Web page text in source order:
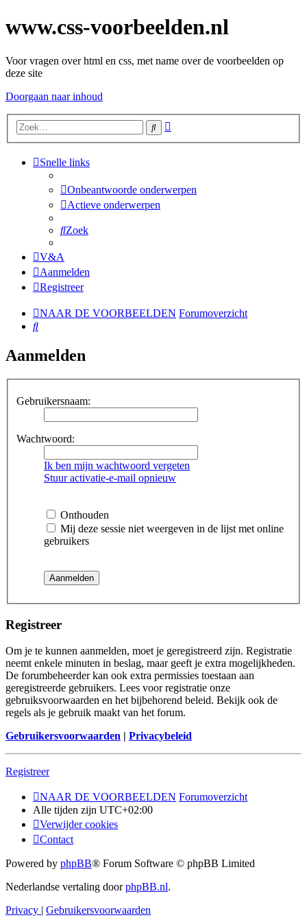
www.css-voorbeelden.nl
Voor vragen over html en css, met name over de voorbeelden op
deze site
Doorgaan naar inhoud
Zoek
Snelle links
Onbeantwoorde onderwerpen
Actieve onderwerpen
Zoek
V&A
Aanmelden
Registreer
NAAR DE VOORBEELDEN Forumoverzicht
Zoek
Aanmelden
Gebruikersnaam:
Wachtwoord:
Ik ben mijn wachtwoord vergeten
Stuur activatie-e-mail opnieuw
Onthouden
Mij deze sessie niet weergeven in de lijst met online
gebruikers
Registreer
Om je te kunnen aanmelden, moet je geregistreerd zijn. Registratie
neemt enkele minuten in beslag, maar geeft je extra mogelijkheden.
De forumbeheerder kan ook extra permissies toestaan aan
geregistreerde gebruikers. Lees voor registratie onze
gebruiksvoorwaarden en het bijbehorend beleid. Bekijk ook de
regels als je gebruik maakt van het forum.
Gebruikersvoorwaarden | Privacybeleid
Registreer
NAAR DE VOORBEELDEN Forumoverzicht
Alle tijden zijn UTC+02:00
Verwijder cookies
Contact
Powered by phpBB® Forum Software © phpBB Limited
Nederlandse vertaling doorphpBB.nl.
Privacy | Gebruikersvoorwaarden